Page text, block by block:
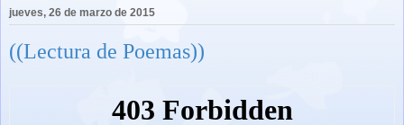
jueves, 26 de marzo de 2015
((Lectura de Poemas))